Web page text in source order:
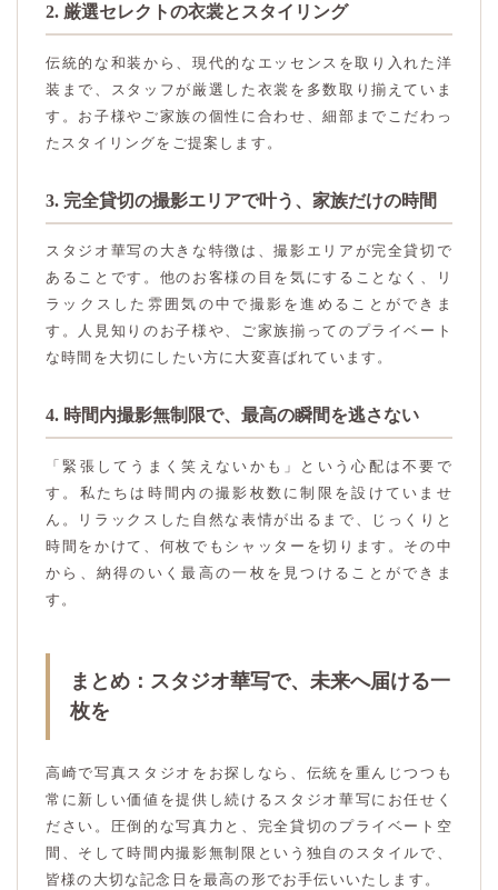
2. 厳選セレクトの衣裳とスタイリング
伝統的な和装から、現代的なエッセンスを取り入れた洋
装まで、スタッフが厳選した衣裳を多数取り揃えていま
す。お子様やご家族の個性に合わせ、細部までこだわっ
たスタイリングをご提案します。
3. 完全貸切の撮影エリアで叶う、家族だけの時間
スタジオ華写の大きな特徴は、撮影エリアが完全貸切で
あることです。他のお客様の目を気にすることなく、リ
ラックスした雰囲気の中で撮影を進めることができま
す。人見知りのお子様や、ご家族揃ってのプライベート
な時間を大切にしたい方に大変喜ばれています。
4. 時間内撮影無制限で、最高の瞬間を逃さない
「緊張してうまく笑えないかも」という心配は不要で
す。私たちは時間内の撮影枚数に制限を設けていませ
ん。リラックスした自然な表情が出るまで、じっくりと
時間をかけて、何枚でもシャッターを切ります。その中
から、納得のいく最高の一枚を見つけることができま
す。
まとめ：スタジオ華写で、未来へ届ける一
枚を
高崎で写真スタジオをお探しなら、伝統を重んじつつも
常に新しい価値を提供し続けるスタジオ華写にお任せく
ださい。圧倒的な写真力と、完全貸切のプライベート空
間、そして時間内撮影無制限という独自のスタイルで、
皆様の大切な記念日を最高の形でお手伝いいたします。